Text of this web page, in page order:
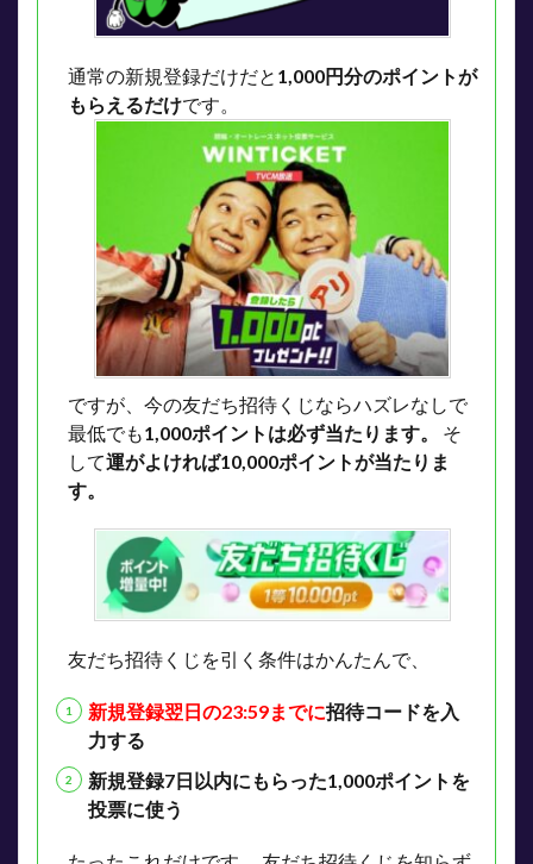
通常の新規登録だけだと 1,000円分のポイントが
もらえるだけです。
ですが、今の友だち招待くじならハズレなしで
最低でも1,000ポイントは必ず当たります。 そ
して運がよければ10,000ポイントが当たりま
す。
友だち招待くじを引く条件はかんたんで、
新規登録翌日の23:59までに招待コードを入
力する
新規登録7日以内にもらった1,000ポイントを
投票に使う